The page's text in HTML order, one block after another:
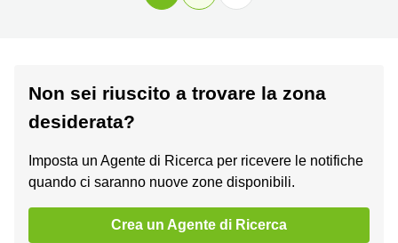
Non sei riuscito a trovare la zona
desiderata?
Imposta un Agente di Ricerca per ricevere le notifiche
quando ci saranno nuove zone disponibili.
Crea un Agente di Ricerca